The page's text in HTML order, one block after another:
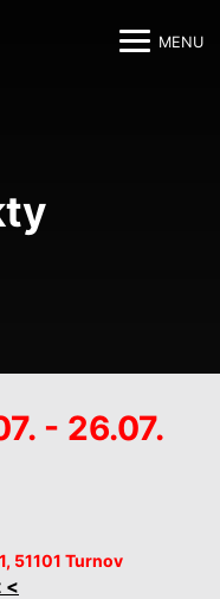
MENU
- 26.07.
51101 Turnov
<